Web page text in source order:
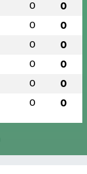
0 0
0 0
0 0
0 0
0 0
0 0